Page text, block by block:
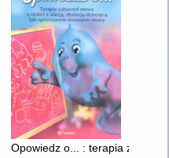
Opowiedz o... : terapia